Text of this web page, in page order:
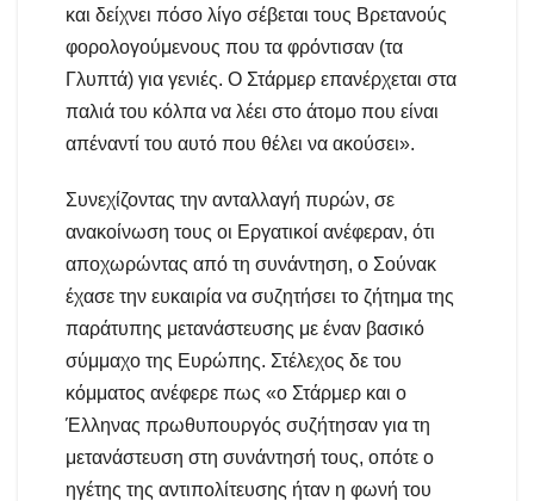
και δείχνει πόσο λίγο σέβεται τους Βρετανούς
φορολογούμενους που τα φρόντισαν (τα
Γλυπτά) για γενιές. Ο Στάρμερ επανέρχεται στα
παλιά του κόλπα να λέει στο άτομο που είναι
απέναντί του αυτό που θέλει να ακούσει».
Συνεχίζοντας την ανταλλαγή πυρών, σε
ανακοίνωση τους οι Εργατικοί ανέφεραν, ότι
αποχωρώντας από τη συνάντηση, ο Σούνακ
έχασε την ευκαιρία να συζητήσει το ζήτημα της
παράτυπης μετανάστευσης με έναν βασικό
σύμμαχο της Ευρώπης. Στέλεχος δε του
κόμματος ανέφερε πως «ο Στάρμερ και ο
Έλληνας πρωθυπουργός συζήτησαν για τη
μετανάστευση στη συνάντησή τους, οπότε ο
ηγέτης της αντιπολίτευσης ήταν η φωνή του